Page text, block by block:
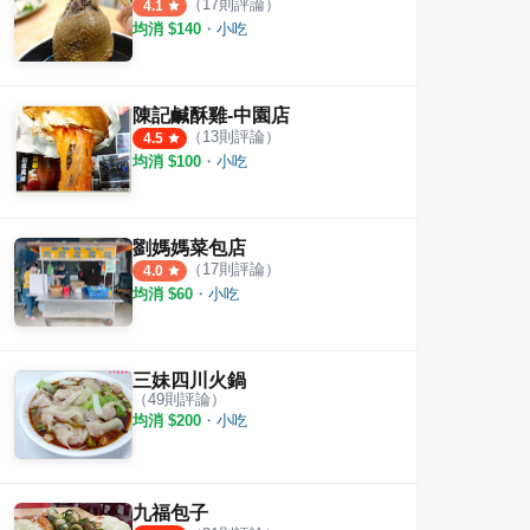
4.1 （ 17則評論）
均消 $140 ・ 小吃
陳記鹹酥雞-中園店
4.5 （ 13則評論）
均消 $100 ・ 小吃
劉媽媽菜包店
4.0 （ 17則評論）
均消 $60 ・ 小吃
三妹四川火鍋
（49則評論）
均消 $200 ・ 小吃
九福包子